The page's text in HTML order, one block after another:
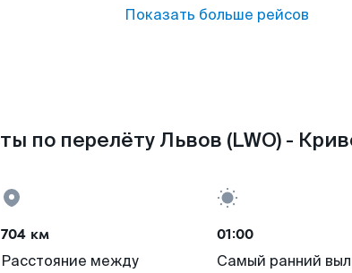
Показать больше рейсов
по перелёту Львов (LWO) -
704 км
Расстояние между
01:00
Самый ранний